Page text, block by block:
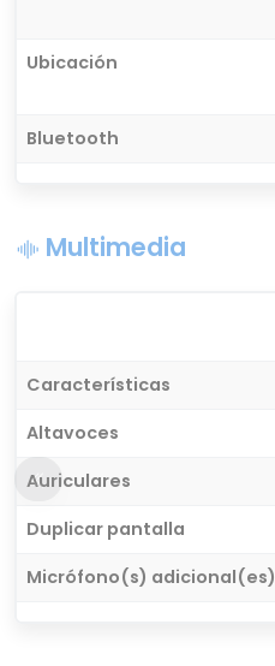
Ubicación
Bluetooth
Multimedia
Características
Altavoces
Auriculares
Duplicar pantalla
Micrófono(s) adicional(es)